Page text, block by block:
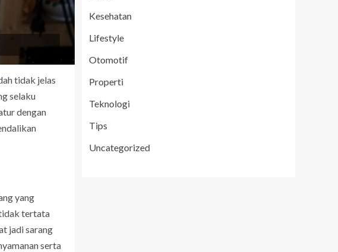
tidak jelas
selaku
dengan
yang
tertata
jadi sarang
serta
Kesehatan
Lifestyle
Otomotif
Properti
Teknologi
Tips
Uncategorized